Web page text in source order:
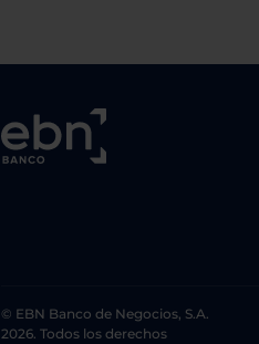
© EBN Banco de Negocios, S.A.
2026. Todos los derechos